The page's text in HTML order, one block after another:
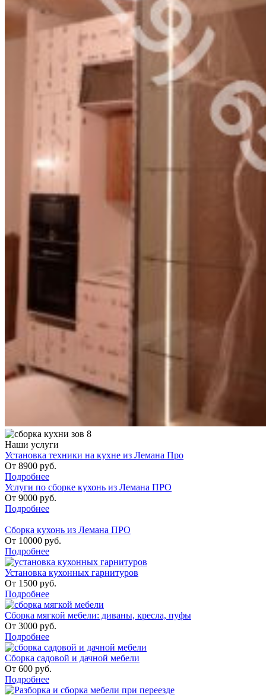
Наши услуги
Установка техники на кухне из Лемана Про
От 8900 руб.
Подробнее
Услуги по сборке кухонь из Лемана ПРО
От 9000 руб.
Подробнее
Сборка кухонь из Лемана ПРО
От 10000 руб.
Подробнее
Установка кухонных гарнитуров
От 1500 руб.
Подробнее
Сборка мягкой мебели: диваны, кресла, пуфы
От 3000 руб.
Подробнее
Сборка садовой и дачной мебели
От 600 руб.
Подробнее